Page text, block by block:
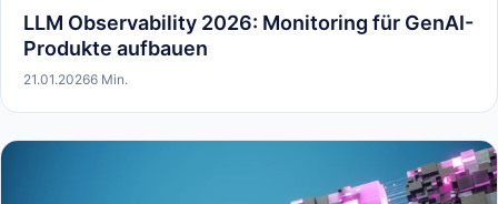
LLM Observability 2026: Monitoring für GenAI-
Produkte aufbauen
21.01.20266 Min.